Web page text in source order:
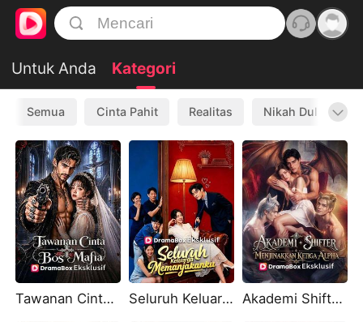
Untuk Anda Kategori
Semua Cinta Pahit Realitas Nikah Dulu Cinta
Tawanan Cinta Bos Mafia Seluruh Keluarga Memanjakanku Akademi Shifter: Menjinakkan Ketiga Alpha